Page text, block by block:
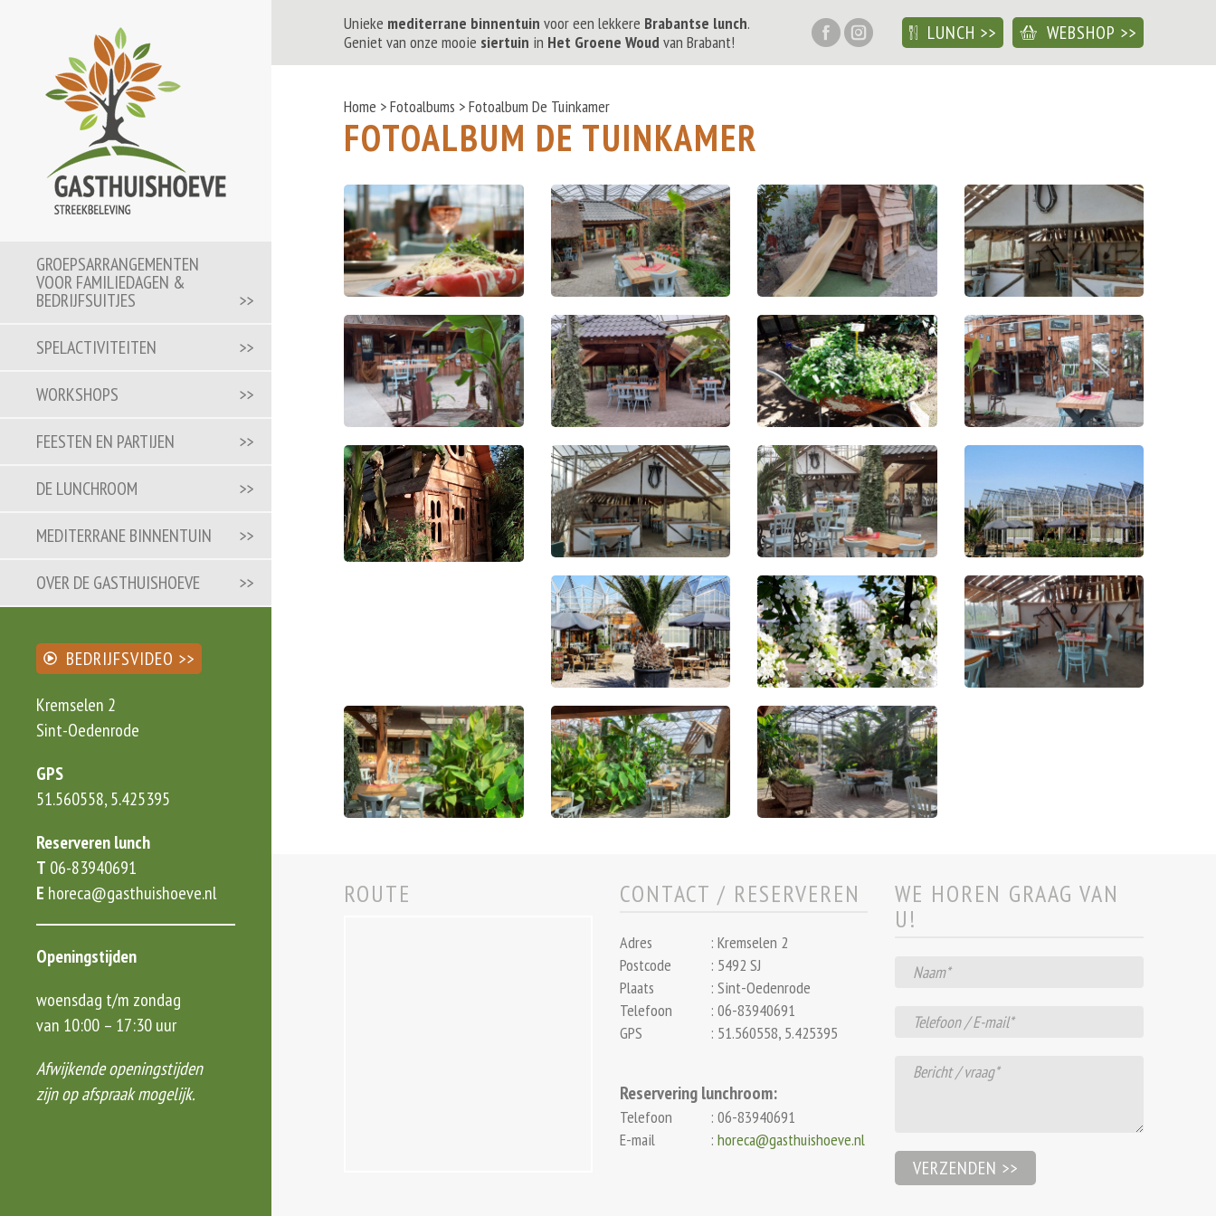
GROEPSARRANGEMENTEN
VOOR FAMILIEDAGEN &
BEDRIJFSUITJES
SPELACTIVITEITEN
WORKSHOPS
FEESTEN EN PARTIJEN
DE LUNCHROOM
MEDITERRANE BINNENTUIN
OVER DE GASTHUISHOEVE
BEDRIJFSVIDEO
Kremselen 2
Sint-Oedenrode
GPS
51.560558, 5.425395
Reserveren lunch
T 06-83940691
E horeca@gasthuishoeve.nl
Openingstijden
woensdag t/m zondag
van 10:00 – 17:30 uur
Afwijkende openingstijden
zijn op afspraak mogelijk.
Unieke mediterrane binnentuin voor een lekkere Brabantse lunch.
Geniet van onze mooie siertuin in Het Groene Woud van Brabant! LUNCH WEBSHOP
Home >Fotoalbums >Fotoalbum De Tuinkamer
FOTOALBUM DE TUINKAMER
ROUTE CONTACT / RESERVEREN
Adres : Kremselen 2
Postcode
: 5492 SJ
Plaats
: Sint-Oedenrode
Telefoon
: 06-83940691
GPS
: 51.560558, 5.425395
Reservering lunchroom:
Telefoon : 06-83940691
E-mail
: horeca@gasthuishoeve.nl
WE HOREN GRAAG VAN
U!
Gelieve dit veld leeg te laten.